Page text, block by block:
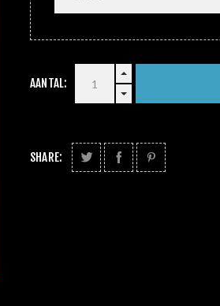
AANTAL:
SHARE: